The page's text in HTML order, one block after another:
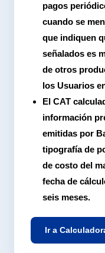
pagos
cuando se
que indiquen
señalados es
de otros
los Usuarios
El CAT
información
emitidas por
tipografía de
de costo del
fecha de
seis meses.
Ir a